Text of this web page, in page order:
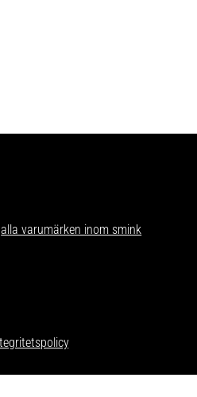
alla varumärken inom smink
.